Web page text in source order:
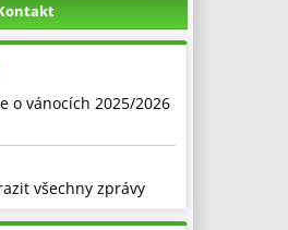
o vánocích 2025/2026
všechny zprávy